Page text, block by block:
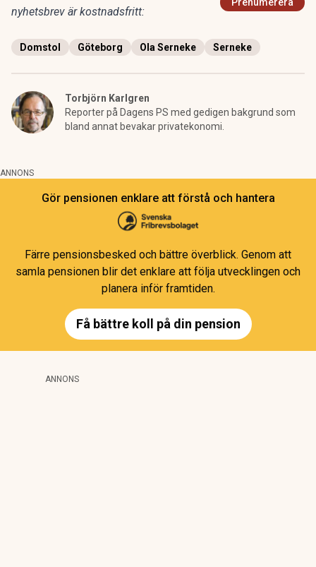
nyhetsbrev är kostnadsfritt:
Domstol Göteborg Ola Serneke Serneke
Torbjörn Karlgren
Reporter på Dagens PS med gedigen bakgrund som
bland annat bevakar privatekonomi.
ANNONS
Gör pensionen enklare att förstå och hantera
Färre pensionsbesked och bättre överblick. Genom att
samla pensionen blir det enklare att följa utvecklingen och
planera inför framtiden.
Få bättre koll på din pension
ANNONS